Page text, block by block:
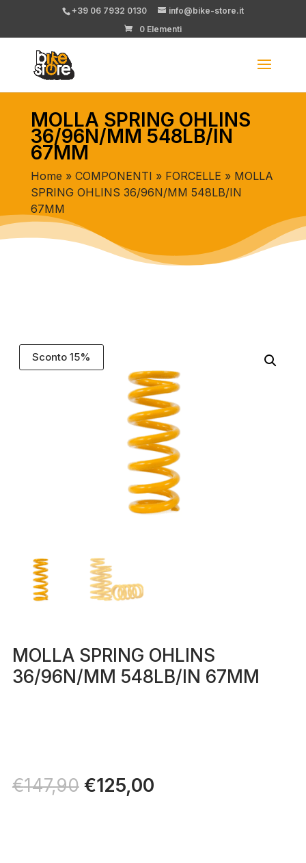
+39 06 7932 0130
info@bike-store.it
0 Elementi
MOLLA SPRING OHLINS
36/96N/MM 548LB/IN
67MM
Home » COMPONENTI » FORCELLE » MOLLA
SPRING OHLINS 36/96N/MM 548LB/IN
67MM
Sconto 15%
MOLLA SPRING OHLINS
36/96N/MM 548LB/IN 67MM
€147,90 Il
prezzo
€125,00Il